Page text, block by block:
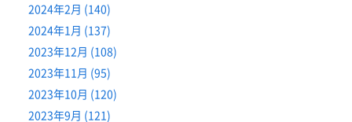
2024年2月 (140)
2024年1月 (137)
2023年12月 (108)
2023年11月 (95)
2023年10月 (120)
2023年9月 (121)